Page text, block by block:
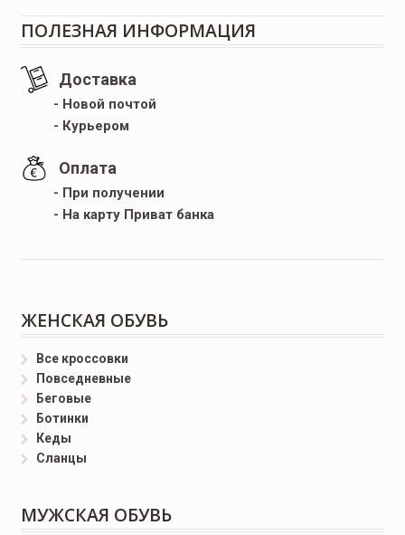
ПОЛЕЗНАЯ ИНФОРМАЦИЯ
Доставка
- Новой почтой
- Курьером
Оплата
- При получении
- На карту Приват банка
ЖЕНСКАЯ ОБУВЬ
Все кроссовки
Повседневные
Беговые
Ботинки
Кеды
Сланцы
МУЖСКАЯ ОБУВЬ